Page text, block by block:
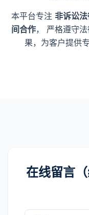
本平台专注 非诉讼
间合作， 严格遵守
果，为客户提供
在线留言